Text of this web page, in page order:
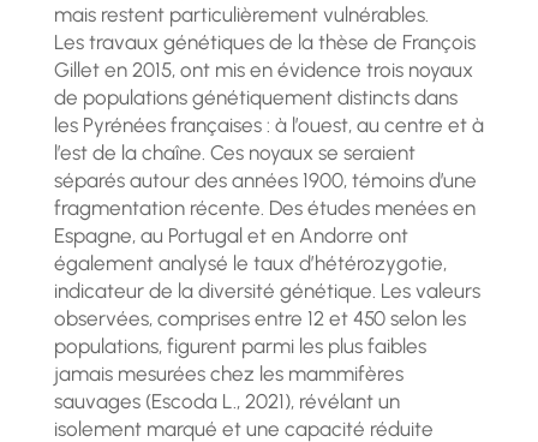
mais restent particulièrement vulnérables.
Les travaux génétiques de la thèse de François
Gillet en 2015, ont mis en évidence trois noyaux
de populations génétiquement distincts dans
les Pyrénées françaises : à l’ouest, au centre et à
l’est de la chaîne. Ces noyaux se seraient
séparés autour des années 1900, témoins d’une
fragmentation récente. Des études menées en
Espagne, au Portugal et en Andorre ont
également analysé le taux d’hétérozygotie,
indicateur de la diversité génétique. Les valeurs
observées, comprises entre 12 et 450 selon les
populations, figurent parmi les plus faibles
jamais mesurées chez les mammifères
sauvages (Escoda L., 2021), révélant un
isolement marqué et une capacité réduite